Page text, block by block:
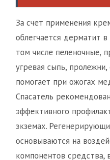
За счет применения
облегчается дерматит
том числе пеленочные,
угревая сыпь,
помогает при ожогах
Спасатель
эффективного
экземах.
основываются на
компонентов средства,